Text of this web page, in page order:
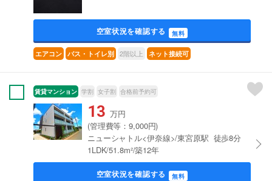
空室状況を確認する 無料
エアコン バス・トイレ別 2階以上 ネット接続可
賃貸マンション 学割 女子割 合格前予約可
13 万円
(管理費等：9,000円)
ニューシャトル<伊奈線>/東宮原駅 徒歩8分
1LDK/51.8m²/築12年
空室状況を確認する 無料